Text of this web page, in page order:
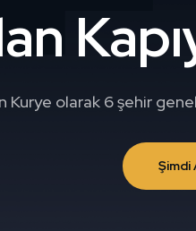
Kurye olarak 6 şehir
Şimdi